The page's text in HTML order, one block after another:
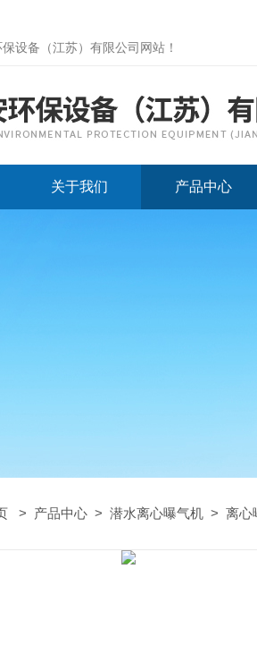
设备（江苏）有限公司网站 ！
关于我们 产品中心
> 产品中心 > 潜水离心曝气机 > 离心